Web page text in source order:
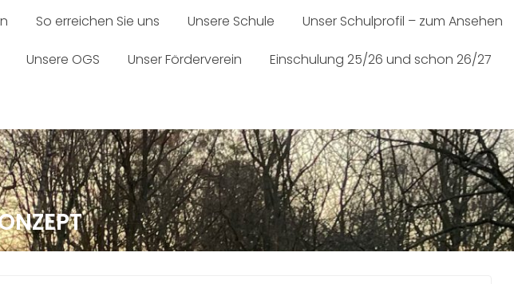
So erreichen Sie uns Unsere Schule Unser Schulprofil – zum Ansehen
Unsere OGS Unser Förderverein Einschulung 25/26 und schon 26/27